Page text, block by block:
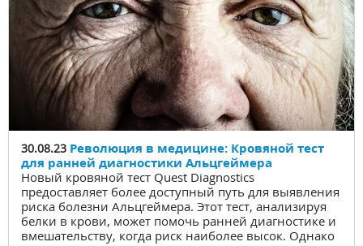
30.08.23 Революция в медицине: Кровяной тест
для ранней диагностики Альцгеймера
Новый кровяной тест Quest Diagnostics
предоставляет более доступный путь для выявления
риска болезни Альцгеймера. Этот тест, анализируя
белки в крови, может помочь ранней диагностике и
вмешательству, когда риск наиболее высок. Однако